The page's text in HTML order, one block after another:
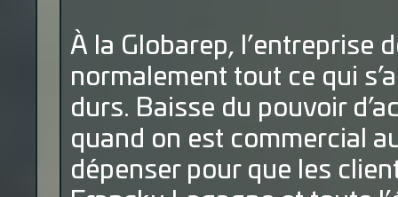
À la Globarep, l’entreprise
normalement tout ce qui
durs. Baisse du pouvoir
quand on est commercial
dépenser pour que les